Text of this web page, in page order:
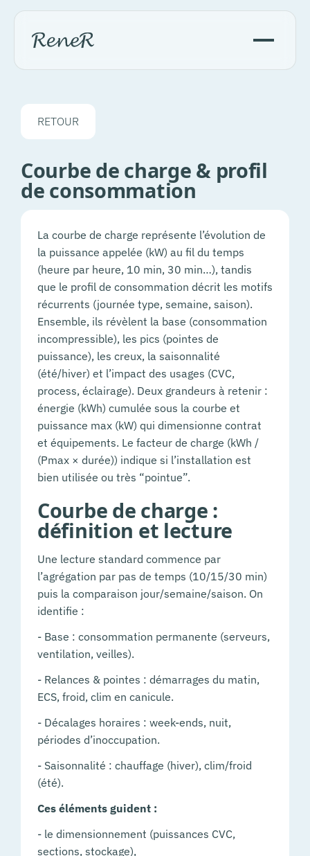
RETOUR
Courbe de charge & profil
de consommation
La courbe de charge représente l’évolution de
la puissance appelée (kW) au fil du temps
(heure par heure, 10 min, 30 min…), tandis
que le profil de consommation décrit les motifs
récurrents (journée type, semaine, saison).
Ensemble, ils révèlent la base (consommation
incompressible), les pics (pointes de
puissance), les creux, la saisonnalité
(été/hiver) et l’impact des usages (CVC,
process, éclairage). Deux grandeurs à retenir :
énergie (kWh) cumulée sous la courbe et
puissance max (kW) qui dimensionne contrat
et équipements. Le facteur de charge (kWh /
(Pmax × durée)) indique si l’installation est
bien utilisée ou très “pointue”.
Courbe de charge :
définition et lecture
Une lecture standard commence par
l’agrégation par pas de temps (10/15/30 min)
puis la comparaison jour/semaine/saison. On
identifie :
- Base : consommation permanente (serveurs,
ventilation, veilles).
- Relances & pointes : démarrages du matin,
ECS, froid, clim en canicule.
- Décalages horaires : week-ends, nuit,
périodes d’inoccupation.
- Saisonnalité : chauffage (hiver), clim/froid
(été).
Ces éléments guident :
- le dimensionnement (puissances CVC,
sections, stockage),